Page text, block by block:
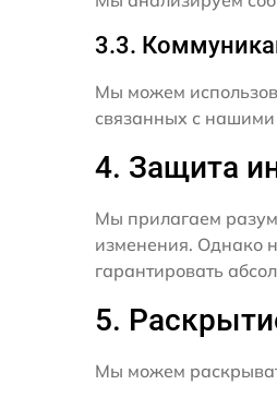
3.3.
Мы можем
связанных с нашими
4. Защита
Мы прилагаем
изменения. Однако
гарантировать
5.
Мы можем